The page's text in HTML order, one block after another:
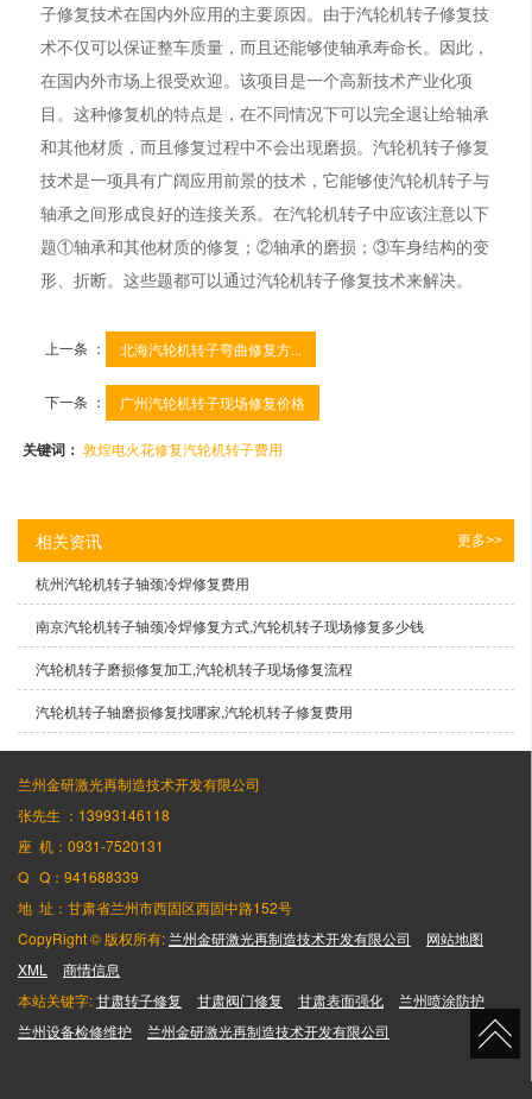
子修复技术在国内外应用的主要原因。由于汽轮机转子修复技
术不仅可以保证整车质量，而且还能够使轴承寿命长。因此，
在国内外市场上很受欢迎。该项目是一个高新技术产业化项
目。这种修复机的特点是，在不同情况下可以完全退让给轴承
和其他材质，而且修复过程中不会出现磨损。汽轮机转子修复
技术是一项具有广阔应用前景的技术，它能够使汽轮机转子与
轴承之间形成良好的连接关系。在汽轮机转子中应该注意以下
题①轴承和其他材质的修复；②轴承的磨损；③车身结构的变
形、折断。这些题都可以通过汽轮机转子修复技术来解决。
上一条 ： 北海汽轮机转子弯曲修复方...
下一条 ： 广州汽轮机转子现场修复价格
关键词：敦煌电火花修复汽轮机转子费用
相关资讯 更多>>
杭州汽轮机转子轴颈冷焊修复费用
南京汽轮机转子轴颈冷焊修复方式,汽轮机转子现场修复多少钱
汽轮机转子磨损修复加工,汽轮机转子现场修复流程
汽轮机转子轴磨损修复找哪家,汽轮机转子修复费用
兰州金研激光再制造技术开发有限公司
张先生 ：13993146118
座 机：0931-7520131
Q Q：941688339
地 址：甘肃省兰州市西固区西固中路152号
CopyRight © 版权所有: 兰州金研激光再制造技术开发有限公司
网站地图
XML
商情信息
本站关键字:甘肃转子修复 甘肃阀门修复 甘肃表面强化
兰州喷涂防护
兰州设备检修维护
兰州金研激光再制造技术开发有限公司